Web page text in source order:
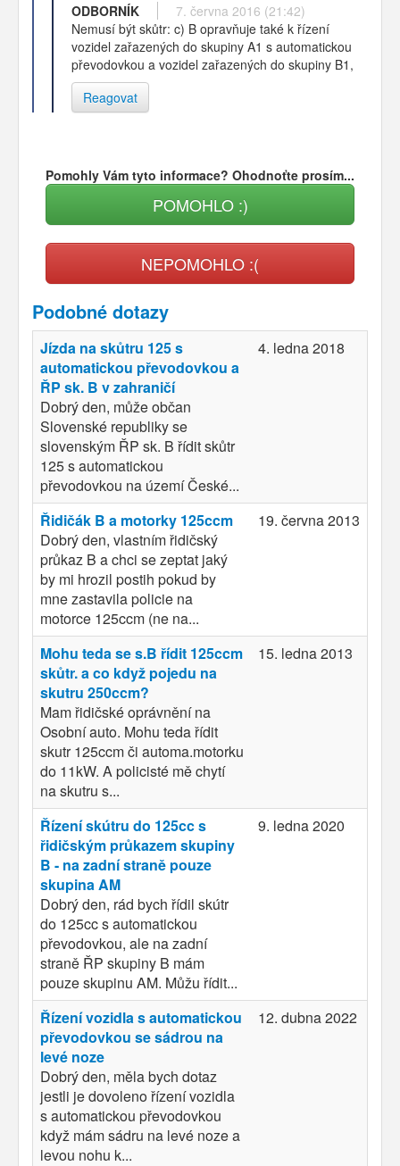
ODBORNÍK
7. června 2016 (21:42)
Nemusí být skůtr: c) B opravňuje také k řízení
vozidel zařazených do skupiny A1 s automatickou
převodovkou a vozidel zařazených do skupiny B1,
Reagovat
Pomohly Vám tyto informace? Ohodnoťte prosím...
POMOHLO :)
NEPOMOHLO :(
Podobné dotazy
Jízda na skůtru 125 s
automatickou převodovkou a
ŘP sk. B v zahraničí
Dobrý den, může občan
Slovenské republiky se
slovenským ŘP sk. B řídit skůtr
125 s automatickou
převodovkou na území České...
4. ledna 2018
Řidičák B a motorky 125ccm
Dobrý den, vlastním řidičský
průkaz B a chci se zeptat jaký
by mi hrozil postih pokud by
mne zastavila policie na
motorce 125ccm (ne na...
19. června 2013
Mohu teda se s.B řídit 125ccm
skůtr. a co když pojedu na
skutru 250ccm?
Mam řidičské oprávnění na
Osobní auto. Mohu teda řídit
skutr 125ccm či automa.motorku
do 11kW. A policisté mě chytí
na skutru s...
15. ledna 2013
Řízení skútru do 125cc s
řidičským průkazem skupiny
B - na zadní straně pouze
skupina AM
Dobrý den, rád bych řídil skútr
do 125cc s automatickou
převodovkou, ale na zadní
straně ŘP skupiny B mám
pouze skupinu AM. Můžu řídit...
9. ledna 2020
Řízení vozidla s automatickou
převodovkou se sádrou na
levé noze
Dobrý den, měla bych dotaz
jestli je dovoleno řízení vozidla
s automatickou převodovkou
když mám sádru na levé noze a
levou nohu k...
12. dubna 2022